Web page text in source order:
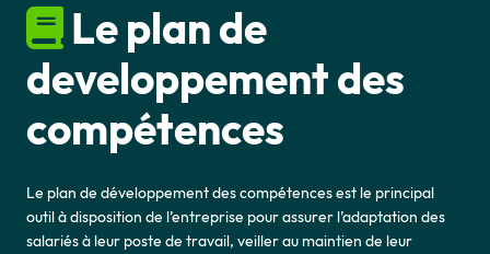
Le plan de
developpement des
compétences
Le plan de développement des compétences est le principal
outil à disposition de l’entreprise pour assurer l’adaptation des
salariés à leur poste de travail, veiller au maintien de leur